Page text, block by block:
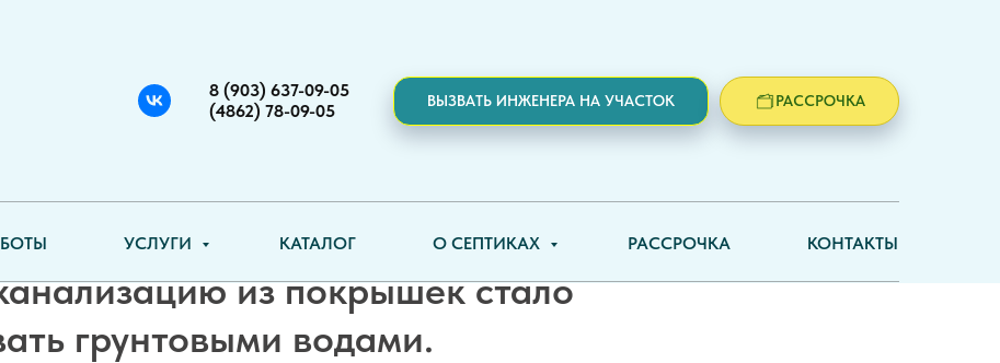
8 (903) 637-09-05
(4862) 78-09-05
ВЫЗВАТЬ ИНЖЕНЕРА НА УЧАСТОК РАССРОЧКА
УСЛУГИ КАТАЛОГ О СЕПТИКАХ РАССРОЧКА КОНТАКТЫ
в деревне Большое Юрьево.
из покрышек стало
грунтовыми водами.